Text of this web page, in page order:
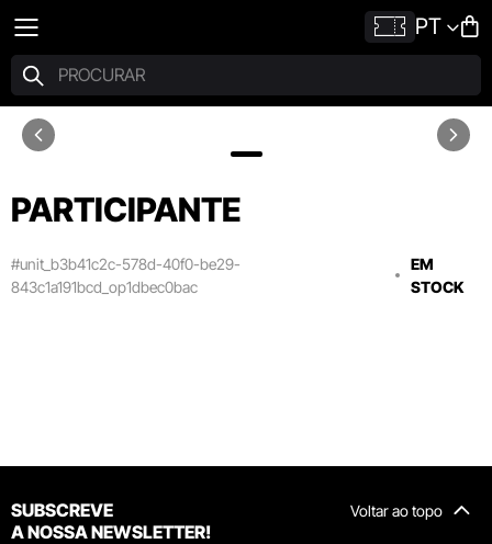
PT
PARTICIPANTE
#unit_b3b41c2c-578d-40f0-be29-
843c1a191bcd_op1dbec0bac
EM
STOCK
Voltar ao topo
SUBSCREVE
A NOSSA NEWSLETTER!